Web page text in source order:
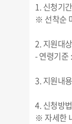
1. 신청기
※ 선착순
2. 지원대
- 연령기준
3. 지원내
4. 신청방
※ 자세한